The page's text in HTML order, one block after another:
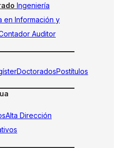
Ingeniería
en Información y
Auditor
DoctoradosPostítulos
Alta Dirección